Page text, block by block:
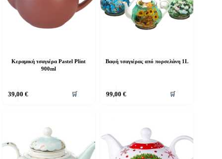
Κεραμική τσαγιέρα Pastel Plint
900ml
39,00 € 🛒
Βαφή τσαγιέρας από πορσελάνη 1L
99,00 € 🛒